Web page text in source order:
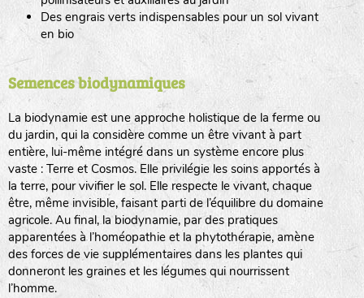
Des engrais verts indispensables pour un sol vivant
en bio
Semences biodynamiques
La biodynamie est une approche holistique de la ferme ou
du jardin, qui la considère comme un être vivant à part
entière, lui-même intégré dans un système encore plus
vaste : Terre et Cosmos. Elle privilégie les soins apportés à
la terre, pour vivifier le sol. Elle respecte le vivant, chaque
être, même invisible, faisant parti de l’équilibre du domaine
agricole. Au final, la biodynamie, par des pratiques
apparentées à l’homéopathie et la phytothérapie, amène
des forces de vie supplémentaires dans les plantes qui
donneront les graines et les légumes qui nourrissent
l’homme.
LA RÉFÉRENCE :F BEL20BPA1A (en haut à gauche)
F : Fleurs.
Les autres catégories étant :
animaux domestiques
animaux sauvages
biodiversité cultivée